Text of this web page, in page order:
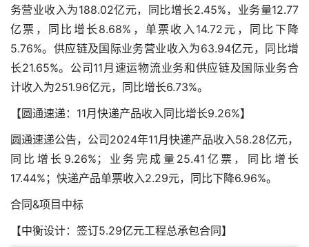
务营业收入为188.02亿元，同比增长2.45%，业务量12.77
亿票，同比增长8.68%，单票收入14.72元，同比下降
5.76%。供应链及国际业务营业收入为63.94亿元，同比增
长21.65%。公司11月速运物流业务和供应链及国际业务合
计收入为251.96亿元，同比增长6.73%。
【圆通速递：11月快递产品收入同比增长9.26%】
圆通速递公告，公司2024年11月快递产品收入58.28亿元，
同比增长9.26%；业务完成量25.41亿票，同比增长
17.44%；快递产品单票收入2.29元，同比下降6.96%。
合同&项目中标
【中衡设计：签订5.29亿元工程总承包合同】